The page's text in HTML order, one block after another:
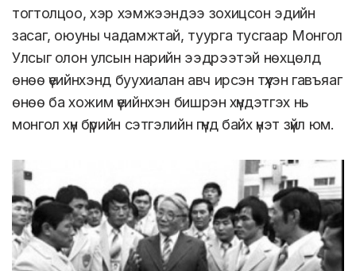
тогтолцоо, хэр хэмжээндээ зохицсон эдийн
засаг, оюуны чадамжтай, туурга тусгаар Монгол
Улсыг олон улсын нарийн ээдрээтэй нөхцөлд
өнөө үеийнхэнд буухиалан авч ирсэн түүхэн гавъяаг
өнөө ба хожим үеийнхэн бишрэн хүндэтгэх нь
монгол хүн бүрийн сэтгэлийн гүнд байх үнэт зүйл юм.